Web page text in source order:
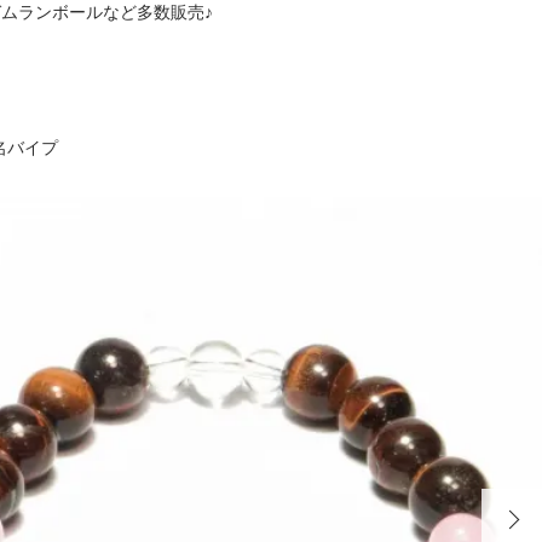
ランボールなど多数販売♪
バイプ